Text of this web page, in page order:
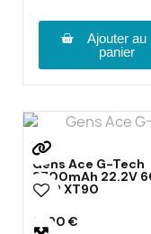
Ajouter au
panier
Gens Ace G-Tech
3700mAh 22.2V
6S1P XT90
91,90 €